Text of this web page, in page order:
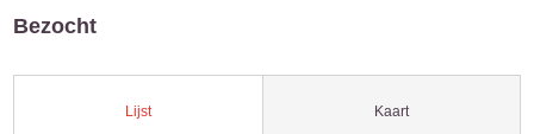
Bezocht
Lijst Kaart